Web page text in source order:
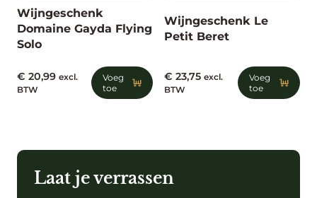
Wijngeschenk
Domaine Gayda Flying
Solo
Voeg
toe
€ 20,99 excl.
BTW
Wijngeschenk Le
Petit Beret
Voeg
toe
€ 23,75 excl.
BTW
Laat je verrassen